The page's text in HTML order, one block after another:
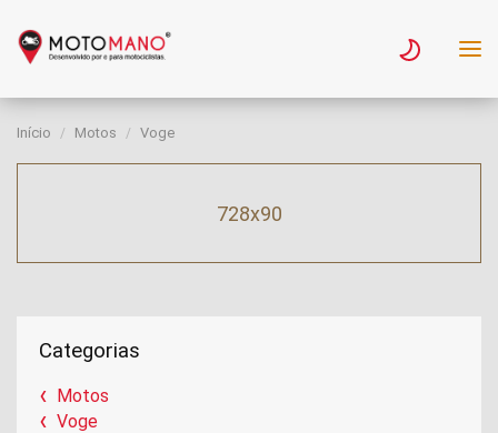
Início Motos Voge
728x90
Categorias
Motos
Voge